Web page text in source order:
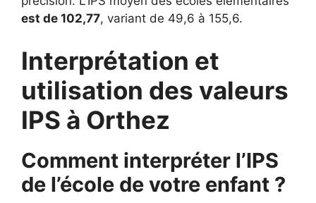
est de 102,77, variant de 49,6 à 155,6.
Interprétation et
utilisation des valeurs
IPS à Orthez
Comment interpréter l’IPS
de l’école de votre enfant ?